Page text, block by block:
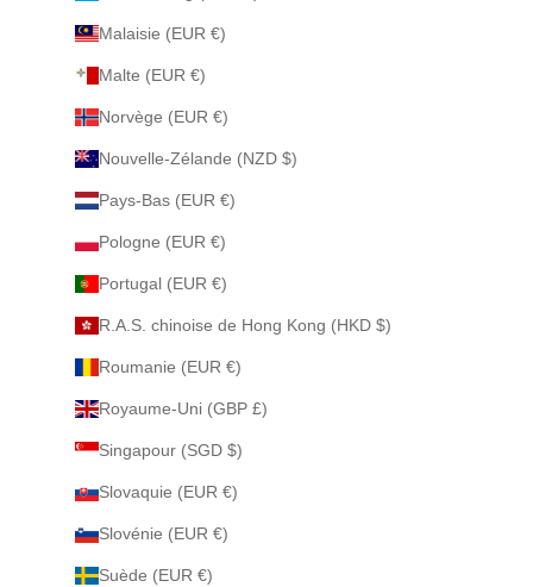
Malaisie (EUR €)
Malte (EUR €)
Norvège (EUR €)
Nouvelle-Zélande (NZD $)
Pays-Bas (EUR €)
Pologne (EUR €)
Portugal (EUR €)
R.A.S. chinoise de Hong Kong (HKD $)
Roumanie (EUR €)
Royaume-Uni (GBP £)
Singapour (SGD $)
Slovaquie (EUR €)
Slovénie (EUR €)
Suède (EUR €)